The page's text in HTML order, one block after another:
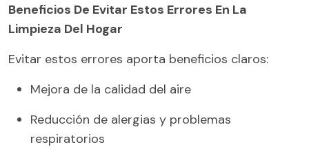
Beneficios De Evitar Estos Errores En La
Limpieza Del Hogar
Evitar estos errores aporta beneficios claros:
Mejora de la calidad del aire
Reducción de alergias y problemas
respiratorios